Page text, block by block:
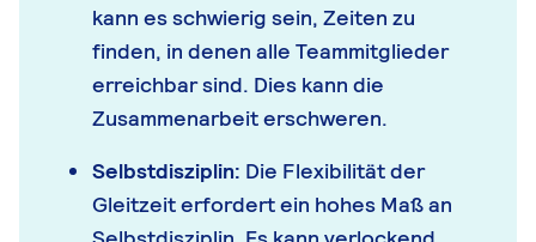
kann es schwierig sein, Zeiten zu
finden, in denen alle Teammitglieder
erreichbar sind. Dies kann die
Zusammenarbeit erschweren.
Selbstdisziplin: Die Flexibilität der
Gleitzeit erfordert ein hohes Maß an